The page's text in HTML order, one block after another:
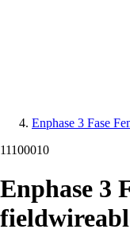
Enphase 3 Fase
11100010
Enphase 3